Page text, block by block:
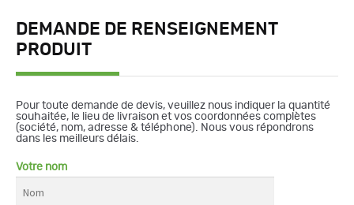
DEMANDE DE RENSEIGNEMENT
PRODUIT
Pour toute demande de devis, veuillez nous indiquer la quantité
souhaitée, le lieu de livraison et vos coordonnées complètes
(société, nom, adresse & téléphone). Nous vous répondrons
dans les meilleurs délais.
Votre nom